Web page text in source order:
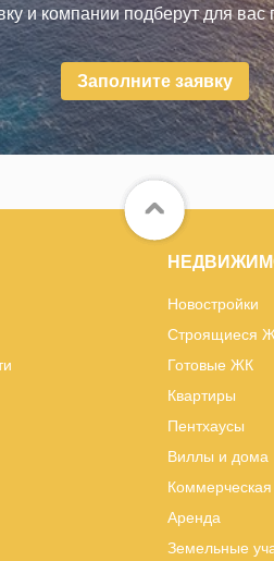
и компании подберут для вас
Заполните заявку
Новостройки
Строящиеся
Готовые ЖК
Квартиры
Пентхаусы
Виллы и дома
Коммерческая
Аренда
Земельные